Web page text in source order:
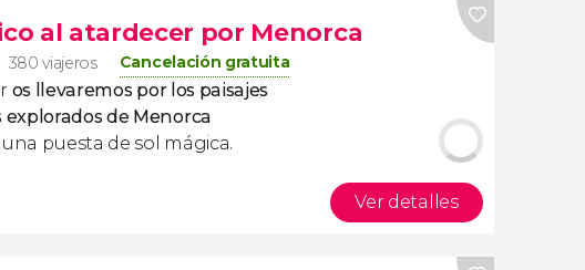
al atardecer por Menorca
380 viajeros Cancelación gratuita
os llevaremos por los paisajes
de Menorca
puesta de sol mágica.
Ver detalles